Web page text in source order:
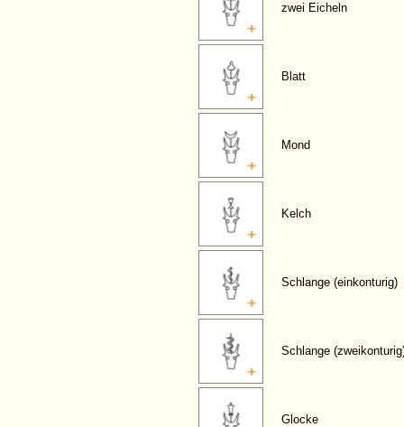
zwei Eicheln
Blatt
Mond
Kelch
Schlange (einkonturig)
Schlange
Glocke